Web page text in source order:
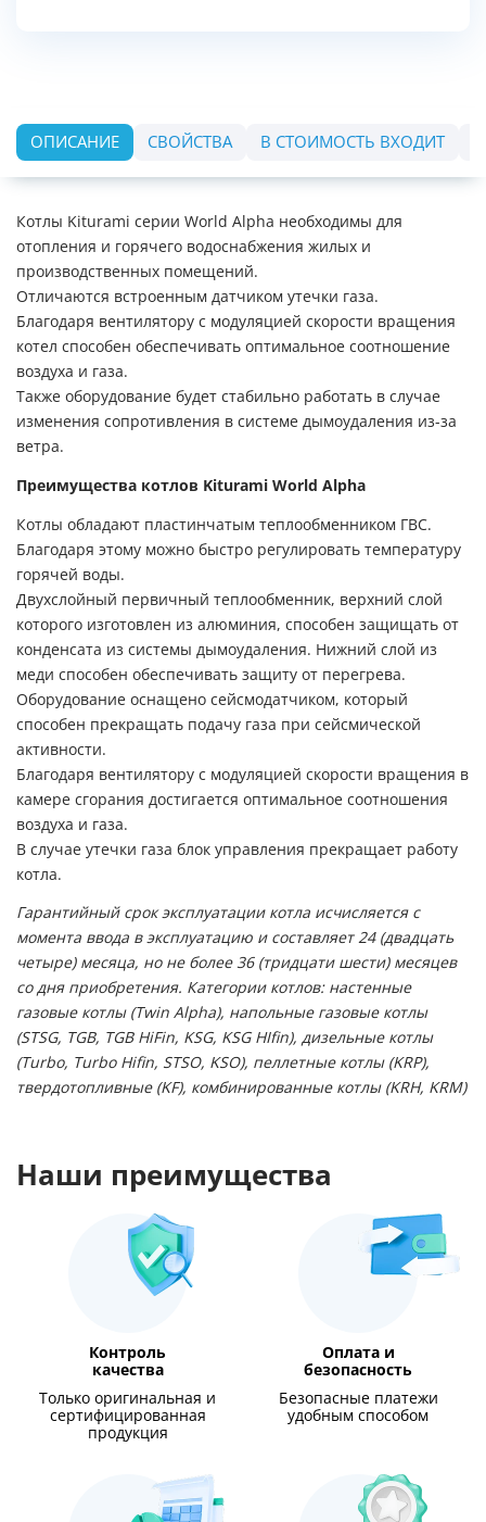
ОПИСАНИЕ СВОЙСТВА В СТОИМОСТЬ ВХОДИТ
Котлы Kiturami серии World Alpha необходимы для
отопления и горячего водоснабжения жилых и
производственных помещений.
Отличаются встроенным датчиком утечки газа.
Благодаря вентилятору с модуляцией скорости вращения
котел способен обеспечивать оптимальное соотношение
воздуха и газа.
Также оборудование будет стабильно работать в случае
изменения сопротивления в системе дымоудаления из-за
ветра.
Преимущества котлов Kiturami World Alpha
Котлы обладают пластинчатым теплообменником ГВС.
Благодаря этому можно быстро регулировать температуру
горячей воды.
Двухслойный первичный теплообменник, верхний слой
которого изготовлен из алюминия, способен защищать от
конденсата из системы дымоудаления. Нижний слой из
меди способен обеспечивать защиту от перегрева.
Оборудование оснащено сейсмодатчиком, который
способен прекращать подачу газа при сейсмической
активности.
Благодаря вентилятору с модуляцией скорости вращения в
камере сгорания достигается оптимальное соотношения
воздуха и газа.
В случае утечки газа блок управления прекращает работу
котла.
Гарантийный срок эксплуатации котла исчисляется с
момента ввода в эксплуатацию и составляет 24 (двадцать
четыре) месяца, но не более 36 (тридцати шести) месяцев
со дня приобретения. Категории котлов: настенные
газовые котлы (Twin Alpha), напольные газовые котлы
(STSG, TGB, TGB HiFin, KSG, KSG HIfin), дизельные котлы
(Turbo, Turbo Hifin, STSO, KSO), пеллетные котлы (KRP),
твердотопливные (KF), комбинированные котлы (KRH, KRM)
Наши преимущества
Контроль
качества
Только оригинальная и
сертифицированная
продукция
Оплата и
безопасность
Безопасные платежи
удобным способом